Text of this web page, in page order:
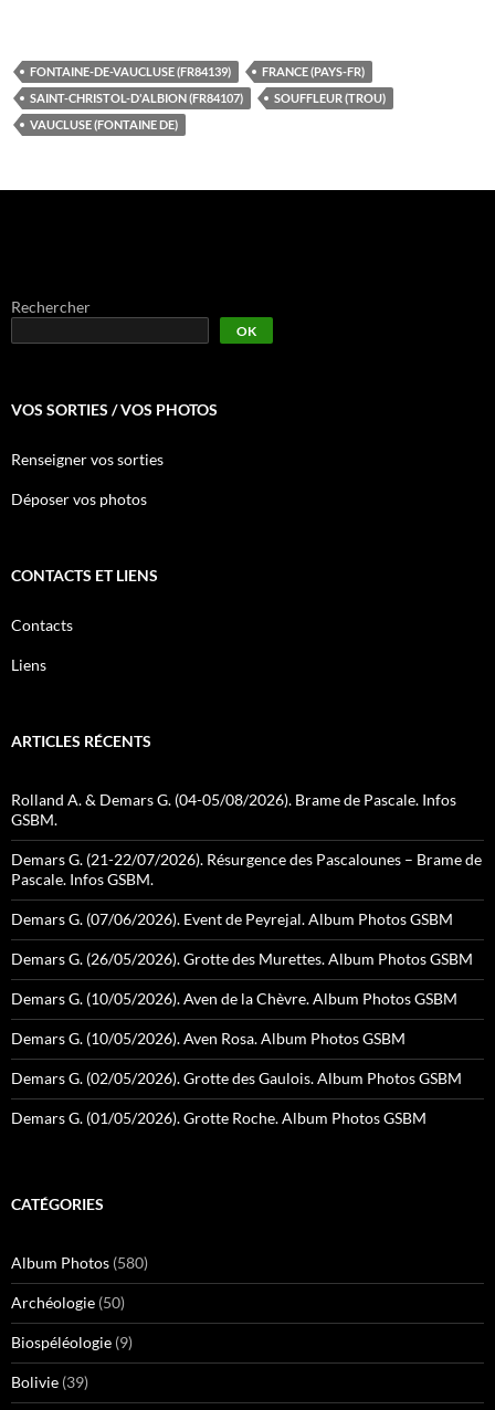
FONTAINE-DE-VAUCLUSE (FR84139)
FRANCE (PAYS-FR)
SAINT-CHRISTOL-D'ALBION (FR84107)
SOUFFLEUR (TROU)
VAUCLUSE (FONTAINE DE)
Rechercher
OK
VOS SORTIES / VOS PHOTOS
Renseigner vos sorties
Déposer vos photos
CONTACTS ET LIENS
Contacts
Liens
ARTICLES RÉCENTS
Rolland A. & Demars G. (04-05/08/2026). Brame de Pascale. Infos
GSBM.
Demars G. (21-22/07/2026). Résurgence des Pascalounes – Brame de
Pascale. Infos GSBM.
Demars G. (07/06/2026). Event de Peyrejal. Album Photos GSBM
Demars G. (26/05/2026). Grotte des Murettes. Album Photos GSBM
Demars G. (10/05/2026). Aven de la Chèvre. Album Photos GSBM
Demars G. (10/05/2026). Aven Rosa. Album Photos GSBM
Demars G. (02/05/2026). Grotte des Gaulois. Album Photos GSBM
Demars G. (01/05/2026). Grotte Roche. Album Photos GSBM
CATÉGORIES
Album Photos (580)
Archéologie (50)
Biospéléologie (9)
Bolivie (39)